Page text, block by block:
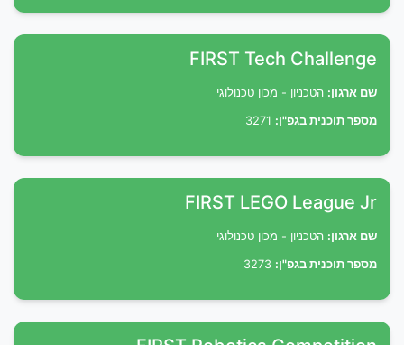
FIRST Tech Challenge
שם ארגון: הטכניון - מכון טכנולוגי
מספר תוכנית בגפ"ן:
FIRST LEGO League Jr
שם ארגון: הטכניון - מכון טכנולוגי
מספר תוכנית בגפ"ן: